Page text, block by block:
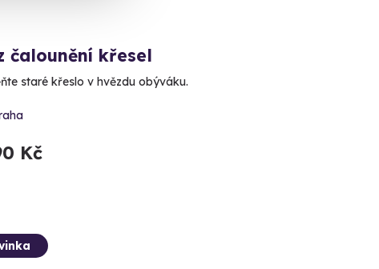
čalounění křesel
staré křeslo v hvězdu obýváku.
Kč